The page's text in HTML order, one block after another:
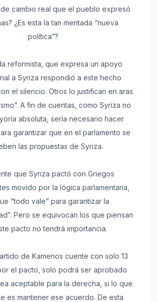
cambio real que el pueblo expresó
¿Es esta la tan mentada “nueva
política”?
reformista, que expresa un apoyo
a Syriza respondió a este hecho
el silencio. Otros lo justifican en aras
A fin de cuentas, como Syriza no
absoluta, sería necesario hacer
garantizar que en el parlamento se
las propuestas de Syriza.
que Syriza pactó con Griegos
movido por la lógica parlamentaria,
“todo vale” para garantizar la
Pero se equivocan los que piensan
pacto no tendrá importancia.
de Kamenos cuente con solo 13
el pacto, solo podrá ser aprobado
aceptable para la derecha, si lo que
es mantener ese acuerdo. De esta